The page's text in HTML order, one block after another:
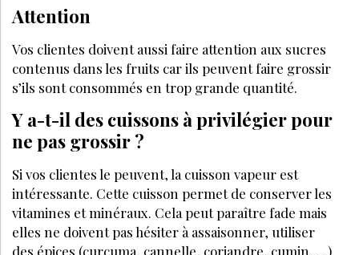
JE M’INSCRIS
LE MÉDIA DE RÉFÉRENCE DE LA BEAUTÉ ET DU BIEN-ÊTRE
SPA DE BEAUTÉ